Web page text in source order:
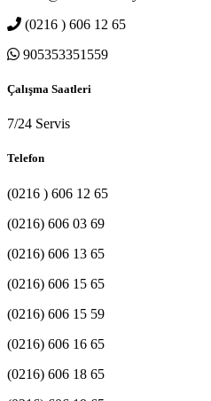
(0216 ) 606 12 65
905353351559
Çalışma Saatleri
7/24 Servis
Telefon
(0216 ) 606 12 65
(0216) 606 03 69
(0216) 606 13 65
(0216) 606 15 65
(0216) 606 15 59
(0216) 606 16 65
(0216) 606 18 65